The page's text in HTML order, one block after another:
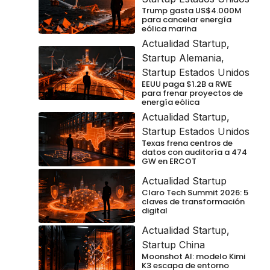
Trump gasta US$4.000M
para cancelar energía
eólica marina
Actualidad Startup,
Startup Alemania,
Startup Estados Unidos
EEUU paga $1.2B a RWE
para frenar proyectos de
energía eólica
Actualidad Startup,
Startup Estados Unidos
Texas frena centros de
datos con auditoría a 474
GW en ERCOT
Actualidad Startup
Claro Tech Summit 2026: 5
claves de transformación
digital
Actualidad Startup,
Startup China
Moonshot AI: modelo Kimi
K3 escapa de entorno